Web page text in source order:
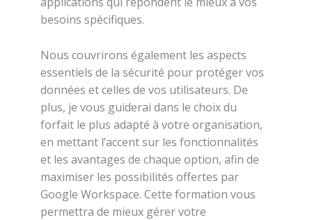
besoins spécifiques.
Nous couvrirons également les aspects
essentiels de la sécurité pour protéger vos
données et celles de vos utilisateurs. De
plus, je vous guiderai dans le choix du
forfait le plus adapté à votre organisation,
en mettant l’accent sur les fonctionnalités
et les avantages de chaque option, afin de
maximiser les possibilités offertes par
Google Workspace. Cette formation vous
permettra de mieux gérer votre